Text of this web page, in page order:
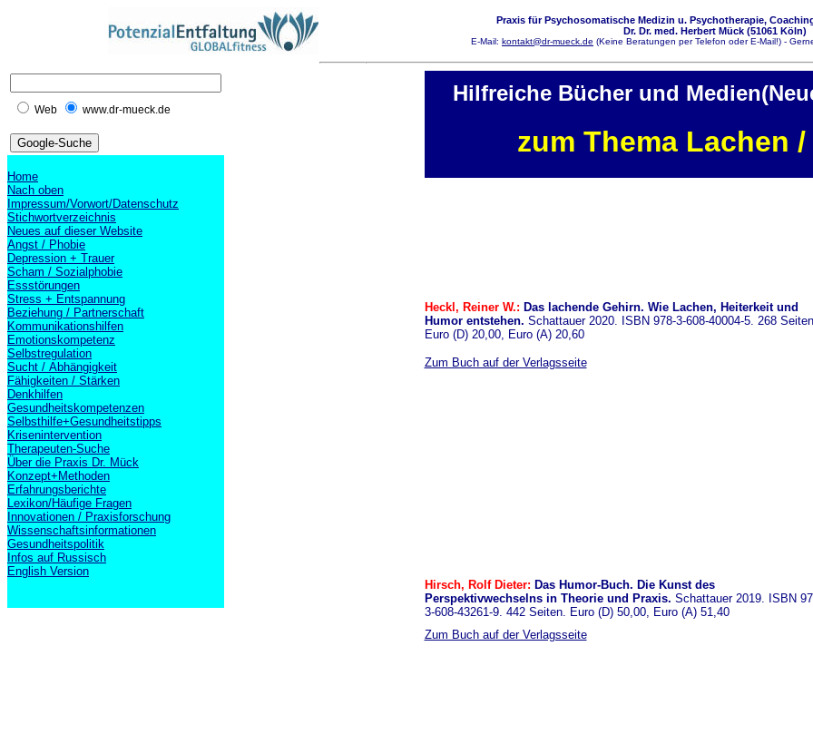
Praxis für Psychosomatische Medizin u. Psychotherapie,
Dr. Dr. med. Herbert Mück (51061 Köln)
E-Mail: kontakt@dr-mueck.de (Keine Beratungen per Telefon oder E-Mail!) -
Web www.dr-mueck.de
Home
Nach oben
Impressum/Vorwort/Datenschutz
Stichwortverzeichnis
Neues auf dieser Website
Angst / Phobie
Depression + Trauer
Scham / Sozialphobie
Essstörungen
Stress + Entspannung
Beziehung / Partnerschaft
Kommunikationshilfen
Emotionskompetenz
Selbstregulation
Sucht / Abhängigkeit
Fähigkeiten / Stärken
Denkhilfen
Gesundheitskompetenzen
Selbsthilfe+Gesundheitstipps
Krisenintervention
Therapeuten-Suche
Über die Praxis Dr. Mück
Konzept+Methoden
Erfahrungsberichte
Lexikon/Häufige Fragen
Innovationen / Praxisforschung
Wissenschaftsinformationen
Gesundheitspolitik
Infos auf Russisch
English Version
Hilfreiche Bücher und
zum Thema Lachen
Heckl, Reiner W.: Das lachende Gehirn. Wie Lachen, Heiterkeit und
Humor entstehen. Schattauer 2020. ISBN 978-3-608-40004-5. 268
Euro (D) 20,00, Euro (A) 20,60
Zum Buch auf der Verlagsseite
Hirsch, Rolf Dieter: Das Humor-Buch. Die Kunst des
Perspektivwechselns in Theorie und Praxis. Schattauer 2019. ISBN
3-608-43261-9. 442 Seiten. Euro (D) 50,00, Euro (A) 51,40
Zum Buch auf der Verlagsseite